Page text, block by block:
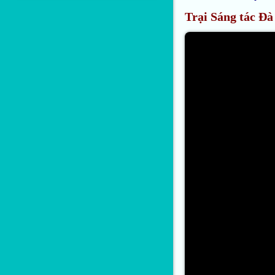
Trại Sáng tác